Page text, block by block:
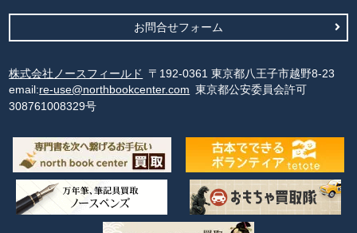
お問合せフォーム
株式会社ノースフィールド
〒192-0361 東京都八王子市越野8-23
email:re-use@northbookcenter.com 東京都公安委員会許可
308761008329号